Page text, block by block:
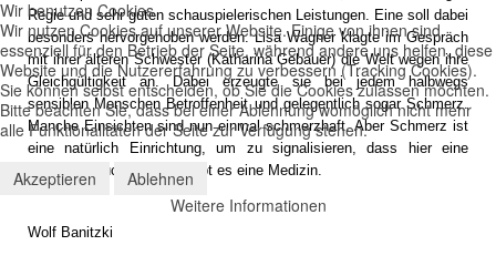
Regie und sehr guten schauspielerischen Leistungen. Eine soll dabei
besonders hervorgehoben werden. Lisa Wagner klagte im Gespräch
mit ihrer älteren Schwester (Katharina Gebauer) die Welt wegen ihre
Gleichgültigkeit an. Dabei erzeugte sie bei jedem halbwegs
sensiblen Menschen Betroffenheit und gelegentlich sogar Schmerz.
Manche Einsichten sind nun einmal schmerzhaft. Aber Schmerz ist
eine natürlich Einrichtung, um zu signalisieren, dass hier eine
Krankheit wuchert. Noch gibt es eine Medizin.
Wolf Banitzki
Wir benutzen Cookies
Wir nutzen Cookies auf unserer Website. Einige von ihnen sind
essenziell für den Betrieb der Seite, während andere uns helfen, diese
Website und die Nutzererfahrung zu verbessern (Tracking Cookies).
Sie können selbst entscheiden, ob Sie die Cookies zulassen möchten.
Bitte beachten Sie, dass bei einer Ablehnung womöglich nicht mehr
alle Funktionalitäten der Seite zur Verfügung stehen.
Akzeptieren
Ablehnen
Weitere Informationen